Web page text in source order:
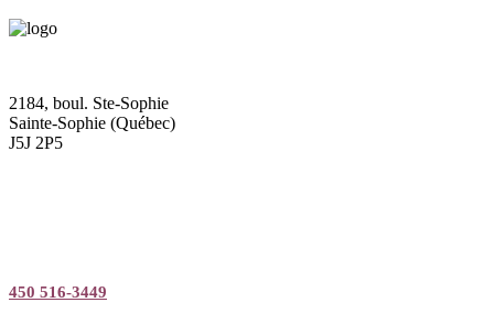
2184, boul. Ste-Sophie
Sainte-Sophie (Québec)
J5J 2P5
450 516-3449